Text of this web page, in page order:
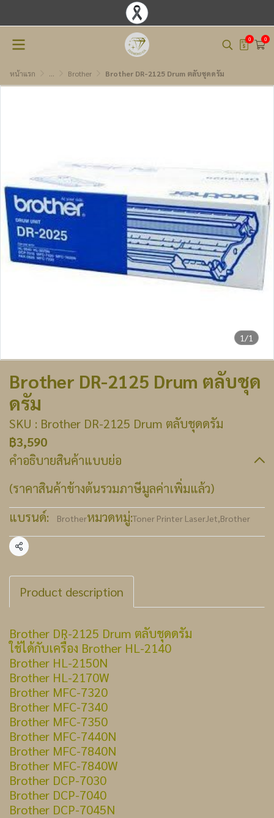
0 0
หน้าแรก ... Brother Brother DR-2125 Drum ตลับชุดดรัม
1/1
Brother DR-2125 Drum ตลับชุด
ดรัม
SKU : Brother DR-2125 Drum ตลับชุดดรัม
฿3,590
คำอธิบายสินค้าแบบย่อ
(ราคาสินค้าข้างต้นรวมภาษีมูลค่าเพิ่มแล้ว)
แบรนด์:
Brotherหมวดหมู่:Toner Printer LaserJet,Brother
แชร์
Product description
Brother DR-2125 Drum ตลับชุดดรัม
ใช้ได้กับเครื่อง Brother HL-2140
Brother HL-2150N
Brother HL-2170W
Brother MFC-7320
Brother MFC-7340
Brother MFC-7350
Brother MFC-7440N
Brother MFC-7840N
Brother MFC-7840W
Brother DCP-7030
Brother DCP-7040
Brother DCP-7045N